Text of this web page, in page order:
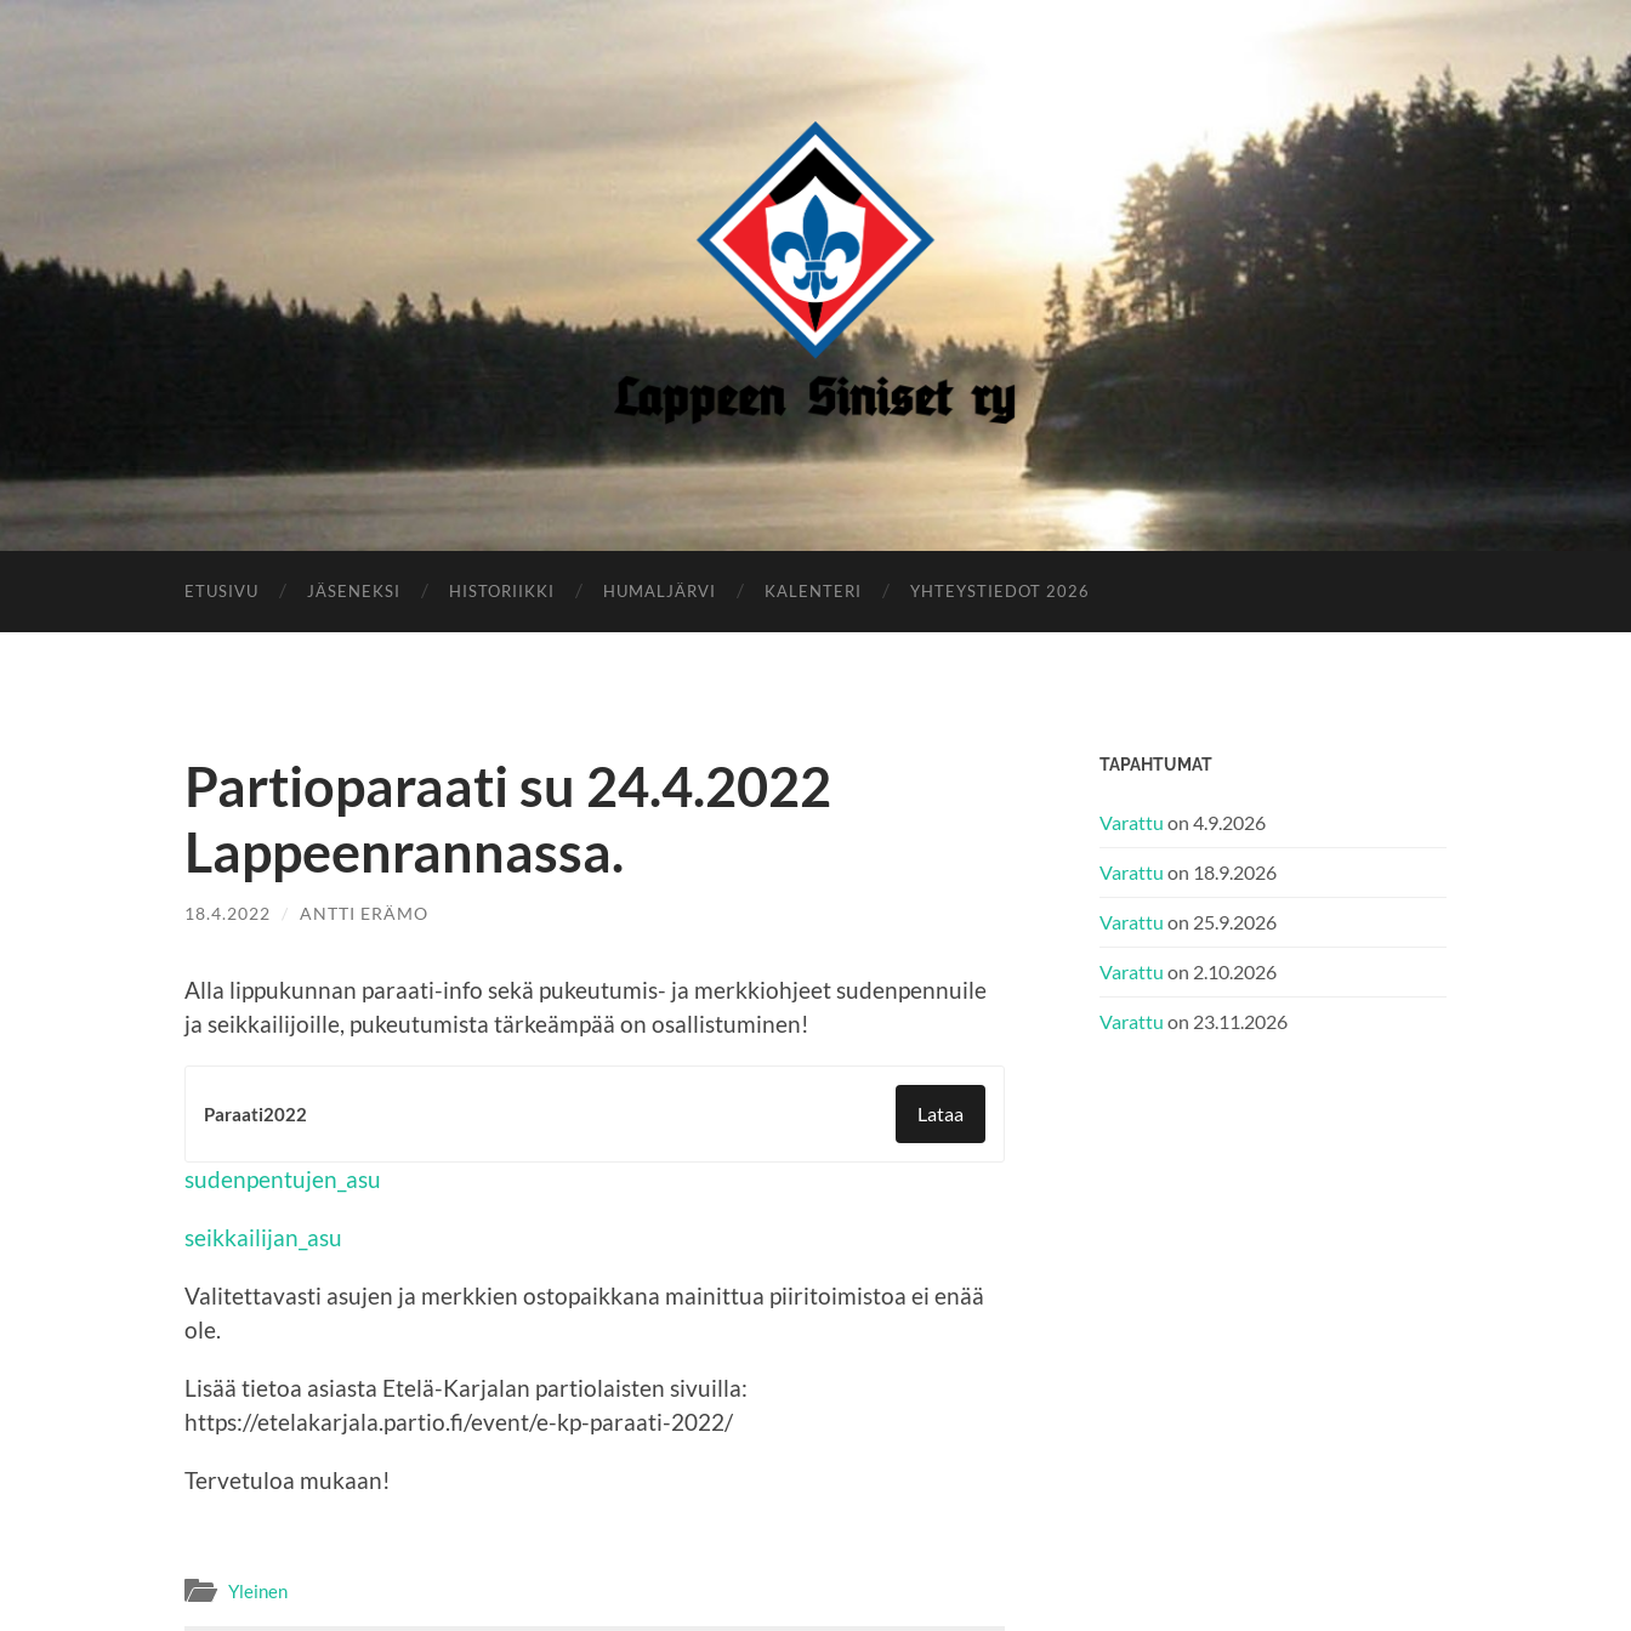
Lappeen
Siniset
ETUSIVU JÄSENEKSI HISTORIIKKI HUMALJÄRVI KALENTERI YHTEYSTIEDOT 2026
Partioparaati su 24.4.2022
Lappeenrannassa.
18.4.2022 / ANTTI ERÄMO
Alla lippukunnan paraati-info sekä pukeutumis- ja merkkiohjeet sudenpennuile
ja seikkailijoille, pukeutumista tärkeämpää on osallistuminen!
Paraati2022 Lataa
sudenpentujen_asu
seikkailijan_asu
Valitettavasti asujen ja merkkien ostopaikkana mainittua piiritoimistoa ei enää
ole.
Lisää tietoa asiasta Etelä-Karjalan partiolaisten sivuilla:
https://etelakarjala.partio.fi/event/e-kp-paraati-2022/
Tervetuloa mukaan!
Yleinen
TAPAHTUMAT
Varattu on 4.9.2026
Varattu on 18.9.2026
Varattu on 25.9.2026
Varattu on 2.10.2026
Varattu on 23.11.2026